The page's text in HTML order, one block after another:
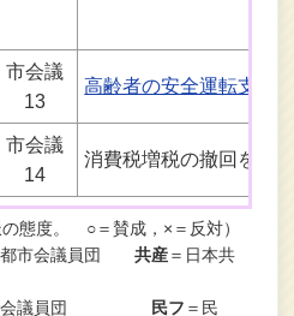
市会議
13
高齢者の安全運転支援
市会議
14
消費税増税の撤回を求
の態度。 ○＝賛成，×＝反対）
都市会議員団共産＝日本共
市会議員団 民フ ＝民